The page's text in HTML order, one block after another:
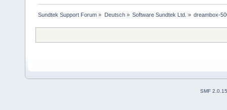
Sundtek Support Forum » Deutsch» Software Sundtek Ltd. » dreambox-
SMF 2.0.15